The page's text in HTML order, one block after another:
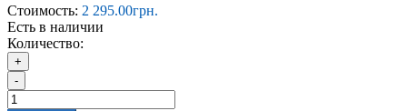
Стоимость: 2 295.00грн.
Есть в наличии
Количество:
+
-